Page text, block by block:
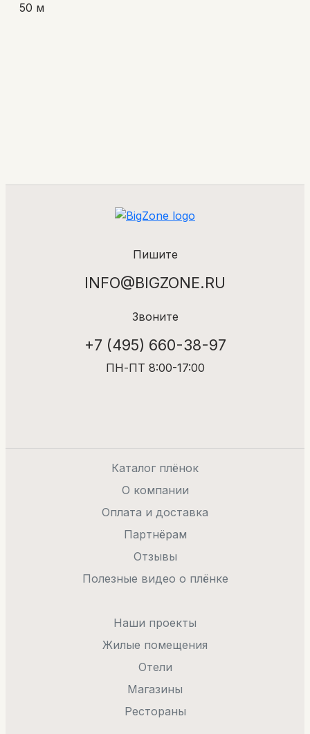
50 м
Пишите
INFO@BIGZONE.RU
Звоните
+7 (495) 660-38-97
ПН-ПТ 8:00-17:00
Каталог плёнок
О компании
Оплата и доставка
Партнёрам
Отзывы
Полезные видео о плёнке
Наши проекты
Жилые помещения
Отели
Магазины
Рестораны